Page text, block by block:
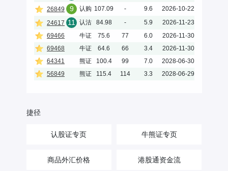
26849
9 认购 107.09 - 9.6
2026-10-22
24617 11 认沽 84.98 - 5.9
2026-11-23
69466
牛证 75.6 77 6.0
2026-11-30
69468
牛证 64.6 66 3.4
2026-11-30
64341
熊证 100.4 99 7.0
2028-06-30
56849
熊证 115.4 114 3.3 2028-06-29
捷径
认股证专页 牛熊证专页
商品外汇价格 港股通资金流